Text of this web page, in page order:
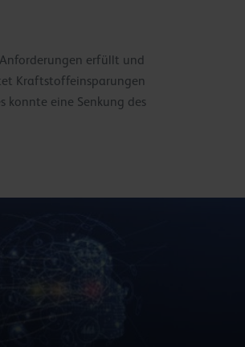
erfüllt und
Kraftstoffeinsparungen
konnte eine Senkung des